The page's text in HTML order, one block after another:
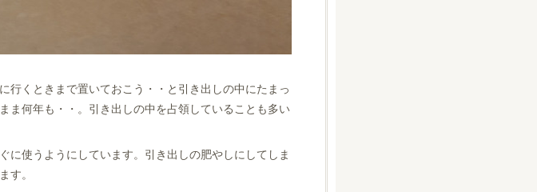
行くときまで置いておこう・・と引き出しの中にたまっ
何年も・・。引き出しの中を占領していることも多い
使うようにしています。引き出しの肥やしにしてしま
す。